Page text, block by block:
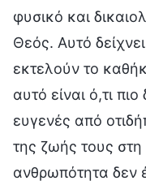
φυσικό και
Θεός. Αυτό
εκτελούν το
αυτό είναι ό,τι
ευγενές από
της ζωής τους στη
ανθρωπότητα δεν